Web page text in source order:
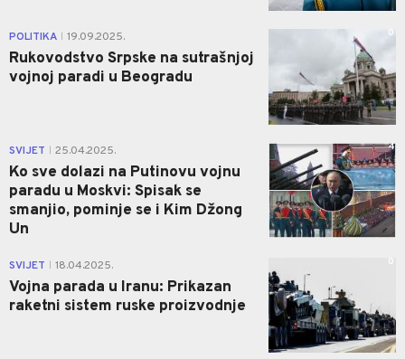
POLITIKA 19.09.2025.
Rukovodstvo Srpske na sutrašnjoj
vojnoj paradi u Beogradu
0
SVIJET 25.04.2025.
Ko sve dolazi na Putinovu vojnu
paradu u Moskvi: Spisak se
smanjio, pominje se i Kim Džong
Un
4
SVIJET 18.04.2025.
Vojna parada u Iranu: Prikazan
raketni sistem ruske proizvodnje
0